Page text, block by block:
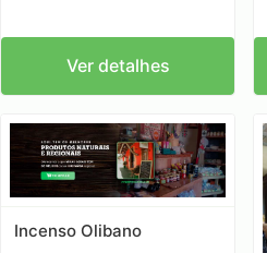
Ver detalhes
Incenso Olibano